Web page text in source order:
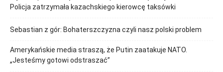
Policja zatrzymała kazachskiego kierowcę taksówki
Sebastian z gór: Bohaterszczyzna czyli nasz polski problem
Amerykańskie media straszą, że Putin zaatakuje NATO.
„Jesteśmy gotowi odstraszać”